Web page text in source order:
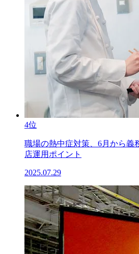
4位
職場の熱中症対策、6月から義
店運用ポイント
2025.07.29